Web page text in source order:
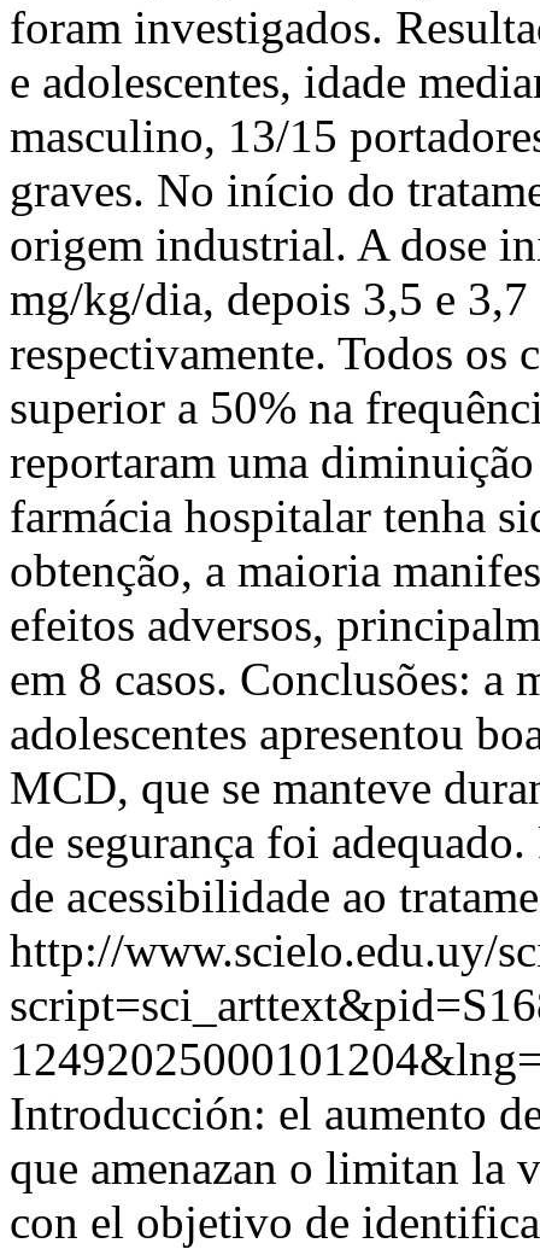
foram investigados.
e adolescentes, idade
masculino, 13/15
graves. No início do
origem industrial. A dose
mg/kg/dia, depois 3,5 e
respectivamente. Todos os
superior a 50% na
reportaram uma
farmácia hospitalar tenha
obtenção, a maioria
efeitos adversos,
em 8 casos. Conclusões: a
adolescentes apresentou
MCD, que se manteve
de segurança foi
de acessibilidade ao
http://www.scielo.edu.uy/
Introducción: el aumento
que amenazan o limitan la
con el objetivo de